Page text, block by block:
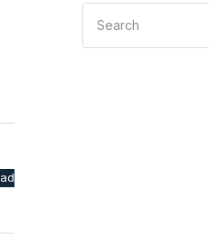
Search
for: